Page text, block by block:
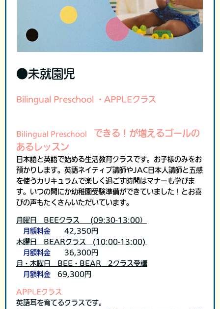
●未就園児
Bilingual Preschool ・APPLEクラス
Bilingual Preschool できる！が増えるゴールの
あるレッスン
日本語と英語で始める生活教育クラスです。お子様のみをお
預かりします。英語ネイティブ講師やJAC日本人講師と五感
を使うカリキュラムで楽しく過ごす時間はマナーも学びま
す。いつの間にか幼稚園受験準備ができていました！とお喜
びの声もたくさんいただいています。
月曜日 BEEクラス (09:30-13:00）
月額料金 42,350円
木曜日 BEARクラス (10:00-13:00)
月額料金 36,300円
月・木曜日 BEE・BEAR 2クラス受講
月額料金 69,300円
APPLEクラス
英語耳を育てるクラスです。